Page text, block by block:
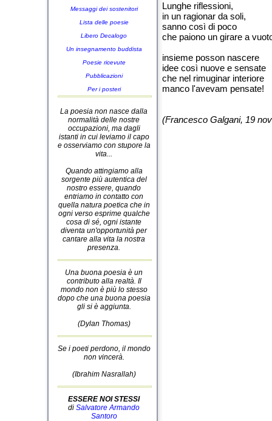
Messaggi dei sostenitori
Lista delle poesie
Libero Decalogo
Un insegnamento buddista
Poesie ricevute
Pubblicazioni
Per i posteri
La poesia non nasce dalla
normalità delle nostre
occupazioni, ma dagli
istanti in cui leviamo il capo
e osserviamo con stupore la
vita...
Quando attingiamo alla
sorgente più autentica del
nostro essere, quando
entriamo in contatto con
quella natura poetica che in
ogni verso esprime qualche
cosa di sé, ogni istante
diventa un'opportunità per
cantare alla vita la nostra
presenza.
Una buona poesia è un
contributo alla realtà. Il
mondo non è più lo stesso
dopo che una buona poesia
gli si è aggiunta.
(Dylan Thomas)
Se i poeti perdono, il mondo
non vincerà.
(Ibrahim Nasrallah)
ESSERE NOI STESSI
di Salvatore Armando
Santoro
Lunghe riflessioni,
in un ragionar da soli,
sanno così di poco
che paiono un girare a
insieme posson nascere
idee così nuove e sensate
che nel rimuginar interiore
manco l'avevam pensate!
(Francesco Galgani, 19